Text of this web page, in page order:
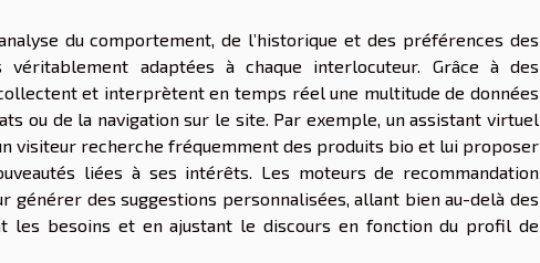
du comportement, de l’historique et des préférences des
adaptées à chaque interlocuteur. Grâce à des
et interprètent en temps réel une multitude de données
ou de la navigation sur le site. Par exemple, un assistant virtuel
visiteur recherche fréquemment des produits bio et lui proposer
liées à ses intérêts. Les moteurs de recommandation
des suggestions personnalisées, allant bien au-delà des
les besoins et en ajustant le discours en fonction du profil de